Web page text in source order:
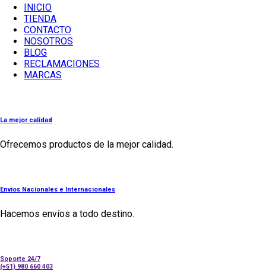
INICIO
TIENDA
CONTACTO
NOSOTROS
BLOG
RECLAMACIONES
MARCAS
La mejor calidad
Ofrecemos productos de la mejor calidad.
Envíos Nacionales e Internacionales
Hacemos envíos a todo destino.
Soporte 24/7
(+51) 980 660 403